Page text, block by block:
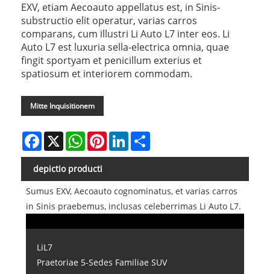
EXV, etiam Aecoauto appellatus est, in Sinis-
substructio elit operatur, varias carros
comparans, cum illustri Li Auto L7 inter eos. Li
Auto L7 est luxuria sella-electrica omnia, quae
fingit sportyam et penicillum exterius et
spatiosum et interiorem commodam.
Mitte Inquisitionem
Facebook
X WhatsAppPinterestLinkedIn
depictio producti
Sumus EXV, Aecoauto cognominatus, et varias carros
in Sinis praebemus, inclusas celeberrimas Li Auto L7.
LiL7
Praetoriae 5-Sedes Familiae SUV